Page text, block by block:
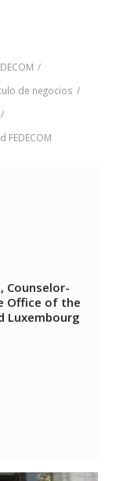
/
de negocios /
/
Counselor-
Office of the
Luxembourg